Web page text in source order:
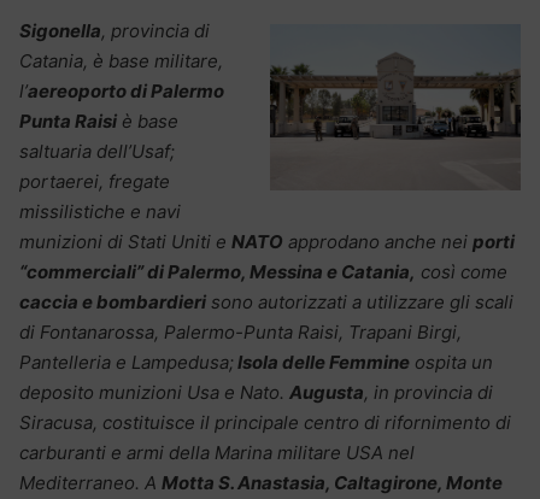
Sigonella, provincia di
Catania, è base militare,
l’aereoporto di Palermo
Punta Raisi è base
saltuaria dell’Usaf;
portaerei, fregate
missilistiche e navi
munizioni di Stati Uniti e NATO approdano anche nei porti
“commerciali” di Palermo, Messina e Catania, così come
caccia e bombardieri sono autorizzati a utilizzare gli scali
di Fontanarossa, Palermo-Punta Raisi, Trapani Birgi,
Pantelleria e Lampedusa; Isola delle Femmine ospita un
deposito munizioni Usa e Nato. Augusta, in provincia di
Siracusa, costituisce il principale centro di rifornimento di
carburanti e armi della Marina militare USA nel
Mediterraneo. A Motta S. Anastasia, Caltagirone, Monte